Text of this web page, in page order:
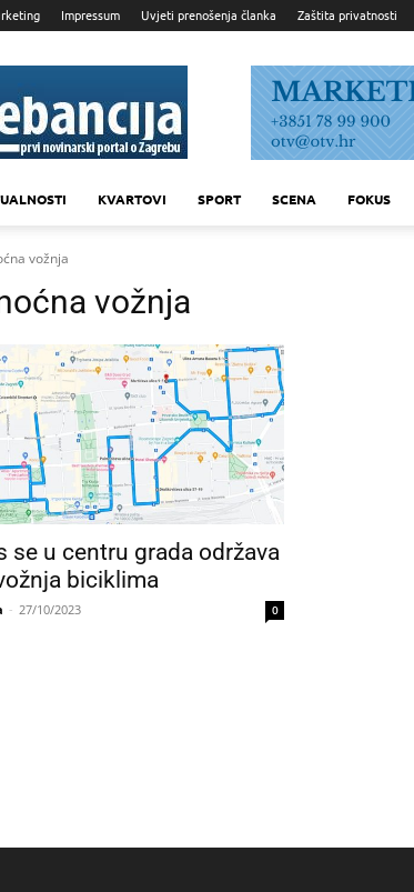
Impressum Uvjeti prenošenja članka Zaštita privatnosti
Zagrebancija
KVARTOVI SPORT SCENA FOKUS
vožnja
vožnja
se u centru grada održava
biciklima
- 27/10/2023 0